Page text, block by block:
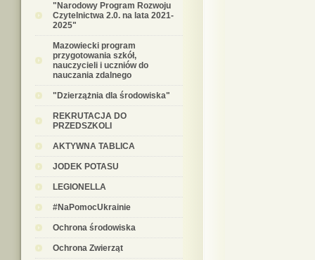
"Narodowy Program Rozwoju
Czytelnictwa 2.0. na lata 2021-
2025"
Mazowiecki program
przygotowania szkół,
nauczycieli i uczniów do
nauczania zdalnego
"Dzierzążnia dla środowiska"
REKRUTACJA DO
PRZEDSZKOLI
AKTYWNA TABLICA
JODEK POTASU
LEGIONELLA
#NaPomocUkrainie
Ochrona środowiska
Ochrona Zwierząt